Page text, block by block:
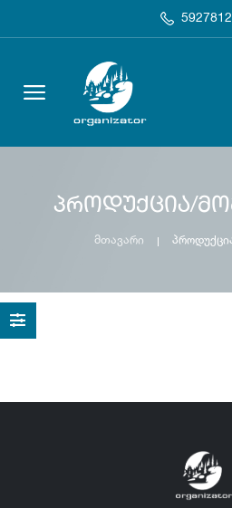
პროდუქცია/
მთავარი